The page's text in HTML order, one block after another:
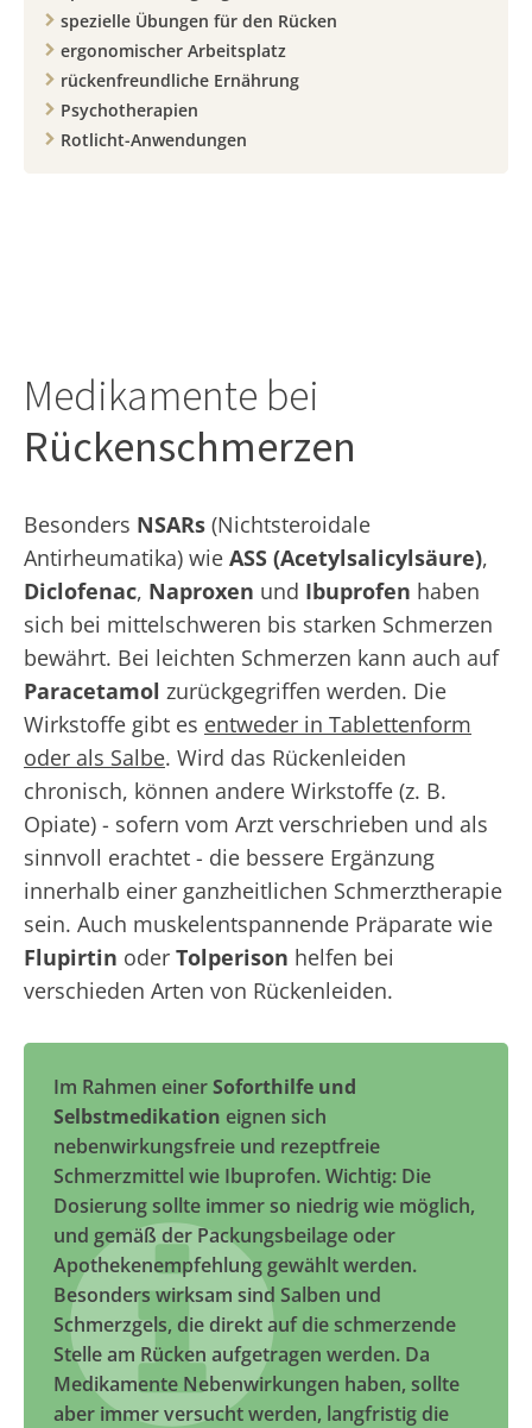
spezielle Übungen für den Rücken
ergonomischer Arbeitsplatz
rückenfreundliche Ernährung
Psychotherapien
Rotlicht-Anwendungen
Medikamente bei
Rückenschmerzen
Besonders NSARs (Nichtsteroidale
Antirheumatika) wie ASS (Acetylsalicylsäure),
Diclofenac, Naproxen und Ibuprofen haben
sich bei mittelschweren bis starken Schmerzen
bewährt. Bei leichten Schmerzen kann auch auf
Paracetamol zurückgegriffen werden. Die
Wirkstoffe gibt es entweder in Tablettenform
oder als Salbe. Wird das Rückenleiden
chronisch, können andere Wirkstoffe (z. B.
Opiate) - sofern vom Arzt verschrieben und als
sinnvoll erachtet - die bessere Ergänzung
innerhalb einer ganzheitlichen Schmerztherapie
sein. Auch muskelentspannende Präparate wie
Flupirtin oder Tolperison helfen bei
verschieden Arten von Rückenleiden.
Im Rahmen einerSoforthilfe und
Selbstmedikation eignen sich
nebenwirkungsfreie und rezeptfreie
Schmerzmittel wie Ibuprofen. Wichtig: Die
Dosierung sollte immer so niedrig wie möglich,
und gemäß der Packungsbeilage oder
Apothekenempfehlung gewählt werden.
Besonders wirksam sind Salben und
Schmerzgels, die direkt auf die schmerzende
Stelle am Rücken aufgetragen werden. Da
Medikamente Nebenwirkungen haben, sollte
aber immer versucht werden, langfristig die